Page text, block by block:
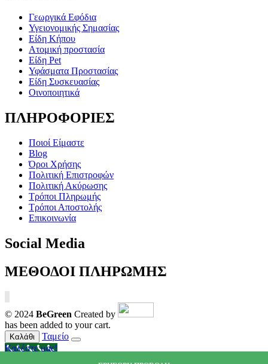
Γεωργικά Εφόδια
Υγειονομικής Σημασίας
Είδη Κήπου
Ατομική προστασία
Είδη Pet
Υφάσματα Προστασίας
Είδη Συσκευασίας
Οινοποιητικά
ΠΛΗΡΟΦΟΡΙΕΣ
Ποιοί Είμαστε
Blog
Όροι Χρήσης
Πολιτική Επιστροφών
Πολιτική Ακύρωσης
Τρόποι Πληρωμής
Τρόποι Αποστολής
Επικοινωνία
Social Media
ΜΕΘΟΔΟΙ ΠΛΗΡΩΜΗΣ
© 2024 BeGreen Created by
has been added to your cart.
Καλάθι
Ταμείο
Καλέστε μας!